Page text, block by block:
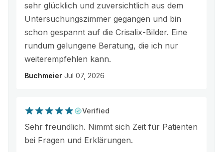
sehr glücklich und zuversichtlich aus dem
Untersuchungszimmer gegangen und bin
schon gespannt auf die Crisalix-Bilder. Eine
rundum gelungene Beratung, die ich nur
weiterempfehlen kann.
Buchmeier Jul 07, 2026
Verified
Sehr freundlich. Nimmt sich Zeit für Patienten
bei Fragen und Erklärungen.